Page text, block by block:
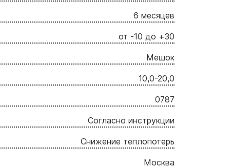
6 месяцев
от -10 до +30
Мешок
10,0-20,0
0787
Согласно инструкции
Снижение теплопотерь
Москва